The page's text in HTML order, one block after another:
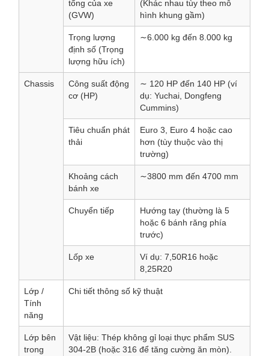
tổng của xe
(GVW)
(Khác nhau tùy theo mô
hình khung gầm)
Trọng lượng
định số (Trọng
lượng hữu ích)
∼6.000 kg đến 8.000 kg
Chassis
Công suất động
cơ (HP)
∼ 120 HP đến 140 HP (ví
dụ: Yuchai, Dongfeng
Cummins)
Tiêu chuẩn phát
thải
Euro 3, Euro 4 hoặc cao
hơn (tùy thuộc vào thị
trường)
Khoảng cách
bánh xe
∼3800 mm đến 4700 mm
Chuyển tiếp
Hướng tay (thường là 5
hoặc 6 bánh răng phía
trước)
Lốp xe
Ví dụ: 7,50R16 hoặc
8,25R20
Lớp /
Tính
năng
Chi tiết thông số kỹ thuật
Lớp bên
trong
Vật liệu: Thép không gỉ loại thực phẩm SUS
304-2B (hoặc 316 để tăng cường ăn mòn).